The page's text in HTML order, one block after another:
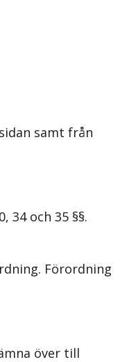
samt från
och 35 §§.
Förordning
över till